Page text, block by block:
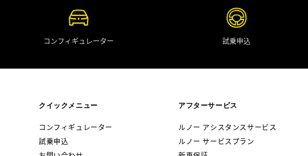
コンフィギュレーター 試乗申込
クイックメニュー
コンフィギュレーター
試乗申込
アフターサービス
ルノー アシスタンスサービス
ルノー サービスプラン